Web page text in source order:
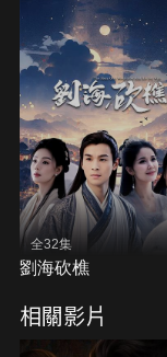
全32集
劉海砍樵
相關影片